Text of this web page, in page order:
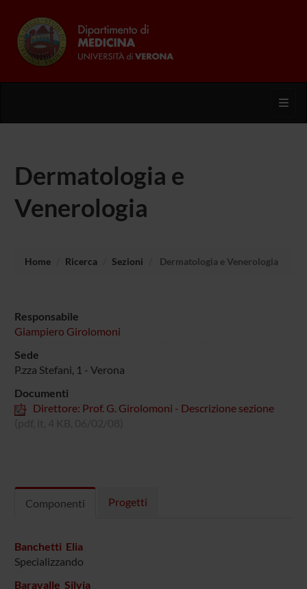
Dermatologia e
Venerologia
Home Ricerca Sezioni Dermatologia e Venerologia
Responsabile
Giampiero Girolomoni
Sede
P.zza Stefani, 1 - Verona
Documenti
Direttore: Prof. G. Girolomoni - Descrizione sezione
Componenti Progetti
Banchetti Elia
Specializzando
Baravalle Silvia